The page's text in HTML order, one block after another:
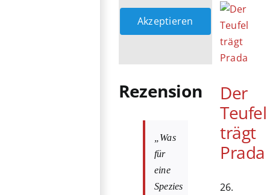
Akzeptieren
Rezension
„Was
für
eine
Spezies
Der
Teufel
trägt
Prada
26.